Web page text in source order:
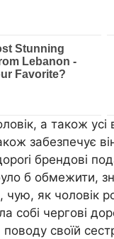
а також
забезпечує
брендові
б обмежити,
чую, як чоловік
собі чергові
поводу своїй